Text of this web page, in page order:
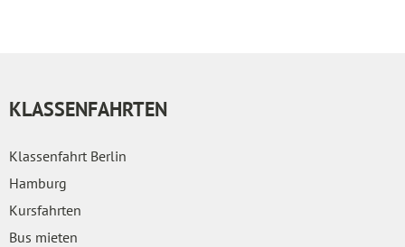
KLASSENFAHRTEN
Klassenfahrt Berlin
Hamburg
Kursfahrten
Bus mieten